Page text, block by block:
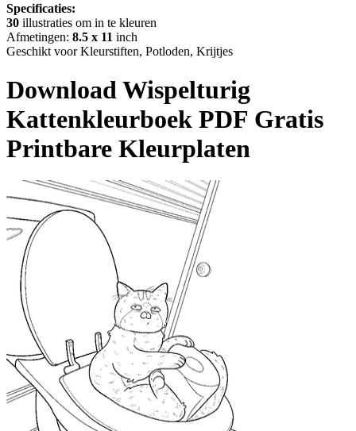
Specificaties:
30 illustraties om in te kleuren
Afmetingen: 8.5 x 11 inch
Geschikt voor Kleurstiften, Potloden, Krijtjes
Download Wispelturig
Kattenkleurboek PDF Gratis
Printbare Kleurplaten